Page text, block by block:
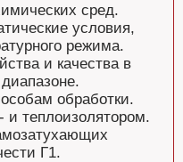
сред.
условия,
режима.
и качества в
обработки.
и теплоизолятором.
Г1.